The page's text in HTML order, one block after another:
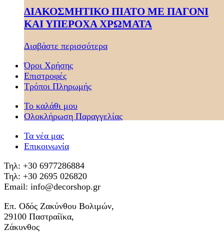
ΔΙΑΚΟΣΜΗΤΙΚΟ ΠΙΑΤΟ ΜΕ ΠΑΓΟΝΙ
ΚΑΙ ΥΠΕΡΟΧΑ ΧΡΩΜΑΤΑ
Διαβάστε περισσότερα
Όροι Χρήσης
Επιστροφές
Τρόποι Πληρωμής
Το καλάθι μου
Ολοκλήρωση Παραγγελίας
Τα νέα μας
Επικοινωνία
Τηλ: +30 6977286884
Τηλ: +30 2695 026820
Email: info@decorshop.gr
Επ. Οδός Ζακύνθου Βολιμών,
29100 Παστραίϊκα,
Ζάκυνθος